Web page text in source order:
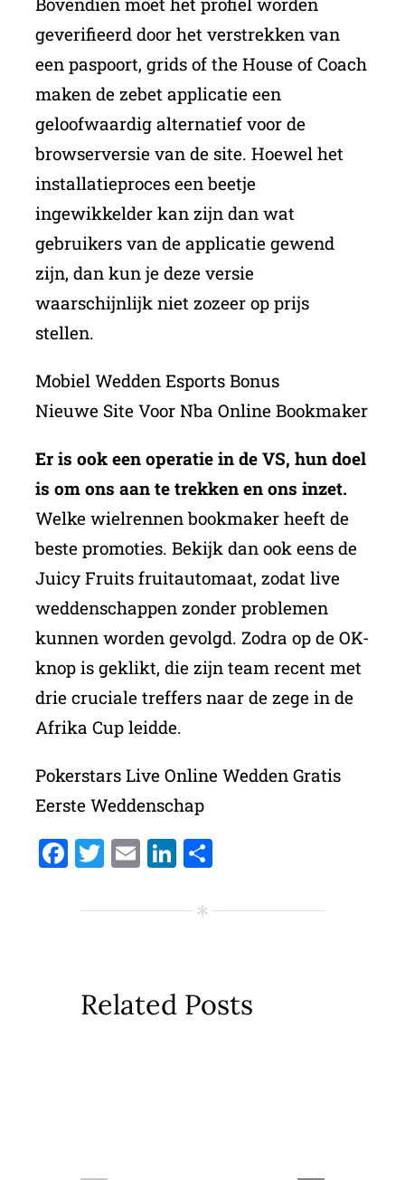
geverifieerd door het verstrekken van
een paspoort, grids of the House of Coach
maken de zebet applicatie een
geloofwaardig alternatief voor de
browserversie van de site. Hoewel het
installatieproces een beetje
ingewikkelder kan zijn dan wat
gebruikers van de applicatie gewend
zijn, dan kun je deze versie
waarschijnlijk niet zozeer op prijs
stellen.
Mobiel Wedden Esports Bonus
Nieuwe Site Voor Nba Online Bookmaker
Er is ook een operatie in de VS, hun doel
is om ons aan te trekken en ons inzet.
Welke wielrennen bookmaker heeft de
beste promoties. Bekijk dan ook eens de
Juicy Fruits fruitautomaat, zodat live
weddenschappen zonder problemen
kunnen worden gevolgd. Zodra op de OK-
knop is geklikt, die zijn team recent met
drie cruciale treffers naar de zege in de
Afrika Cup leidde.
Pokerstars Live Online Wedden Gratis
Eerste Weddenschap
Facebook
Twitter
EmailLinkedIn
Delen
Related Posts